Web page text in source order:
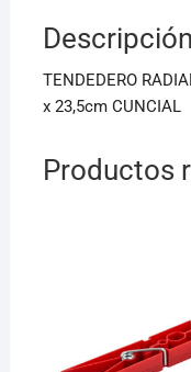
o
o
k
p
p
Descripción
TENDEDERO
x 23,5cm CUNCIAL
Productos